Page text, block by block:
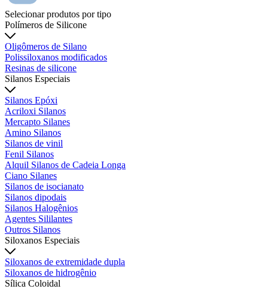
Selecionar produtos por tipo
Polímeros de Silicone
Oligômeros de Silano
Polissiloxanos modificados
Resinas de silicone
Silanos Especiais
Silanos Epóxi
Acriloxi Silanos
Mercapto Silanes
Amino Silanos
Silanos de vinil
Fenil Silanos
Alquil Silanos de Cadeia Longa
Ciano Silanes
Silanos de isocianato
Silanos dipodais
Silanos Halogênios
Agentes Sililantes
Outros Silanos
Siloxanos Especiais
Siloxanos de extremidade dupla
Siloxanos de hidrogênio
Sílica Coloidal